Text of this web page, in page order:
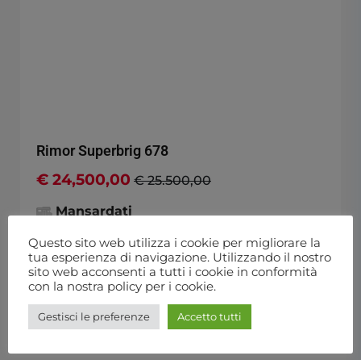
Rimor Superbrig 678
€ 24,500,00 € 25.500,00
Mansardati
7
Ford 2.4 cc 125 cv
Questo sito web utilizza i cookie per migliorare la
tua esperienza di navigazione. Utilizzando il nostro
sito web acconsenti a tutti i cookie in conformità
con la nostra policy per i cookie.
Gestisci le preferenze Accetto tutti